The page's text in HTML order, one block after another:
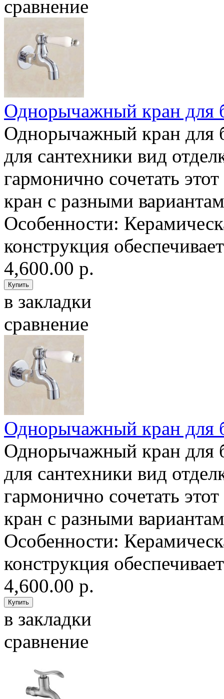
сравнение
Однорычажный кран для
Однорычажный кран для
для сантехники вид
гармонично сочетать
кран с разными
Особенности:
конструкция
4,600.00 р.
в закладки
сравнение
Однорычажный кран для
Однорычажный кран для
для сантехники вид
гармонично сочетать
кран с разными
Особенности:
конструкция
4,600.00 р.
в закладки
сравнение